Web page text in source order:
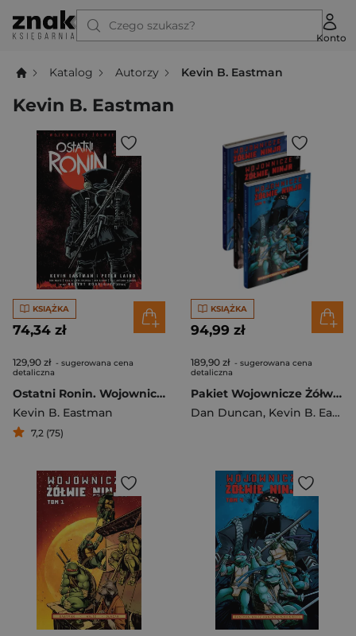
Czego szukasz?
Konto
Katalog Autorzy Kevin B. Eastman
Kevin B. Eastman
KSIĄŻKA
74,34 zł
129,90 zł - sugerowana cena
detaliczna
Ostatni Ronin. Wojownicze Żółwie Ninja
Kevin B. Eastman
7,2 (75)
KSIĄŻKA
94,99 zł
189,90 zł - sugerowana cena
detaliczna
Pakiet Wojownicze Żółwie Ninja. Tomy 4-6
Dan Duncan, Kevin B. Eastman